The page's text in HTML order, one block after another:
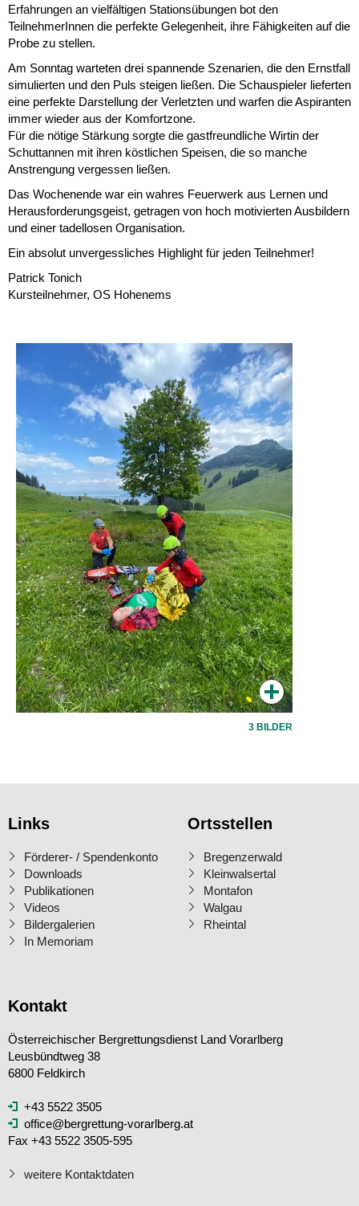
Erfahrungen an vielfältigen Stationsübungen bot den
TeilnehmerInnen die perfekte Gelegenheit, ihre Fähigkeiten auf die
Probe zu stellen.
Am Sonntag warteten drei spannende Szenarien, die den Ernstfall
simulierten und den Puls steigen ließen. Die Schauspieler lieferten
eine perfekte Darstellung der Verletzten und warfen die Aspiranten
immer wieder aus der Komfortzone.
Für die nötige Stärkung sorgte die gastfreundliche Wirtin der
Schuttannen mit ihren köstlichen Speisen, die so manche
Anstrengung vergessen ließen.
Das Wochenende war ein wahres Feuerwerk aus Lernen und
Herausforderungsgeist, getragen von hoch motivierten Ausbildern
und einer tadellosen Organisation.
Ein absolut unvergessliches Highlight für jeden Teilnehmer!
Patrick Tonich
Kursteilnehmer, OS Hohenems
3 BILDER
Links
Förderer- / Spendenkonto
Downloads
Publikationen
Videos
Bildergalerien
In Memoriam
Ortsstellen
Bregenzerwald
Kleinwalsertal
Montafon
Walgau
Rheintal
Kontakt
Österreichischer Bergrettungsdienst Land Vorarlberg
Leusbündtweg 38
6800 Feldkirch
+43 5522 3505
office@bergrettung-vorarlberg.at
Fax +43 5522 3505-595
weitere Kontaktdaten